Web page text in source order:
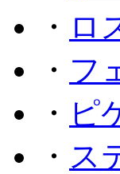
・ ロ
・ フ
・ ピ
・ ス